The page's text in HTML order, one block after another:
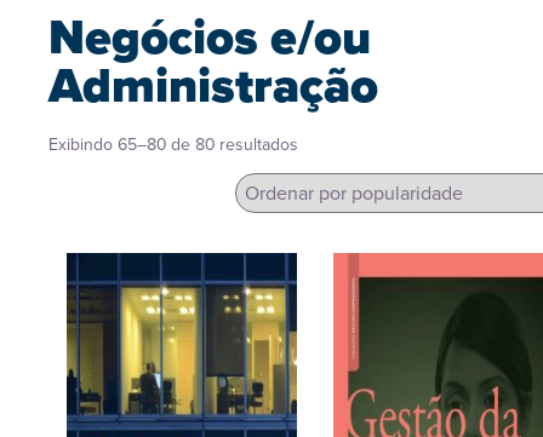
Negócios e/ou
Administração
Exibindo 65–80 de 80 resultados
popularidade